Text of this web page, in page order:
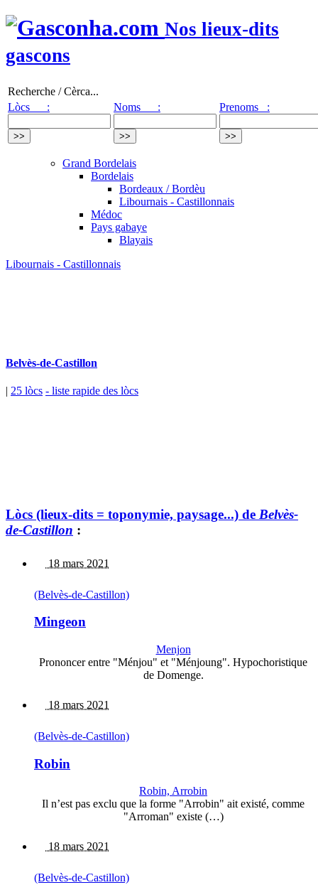
Nos lieux-dits
gascons
Recherche / Cèrca...
Lòcs :
Noms : Prenoms :
Grand Bordelais
Bordelais
Bordeaux / Bordèu
Libournais - Castillonnais
Médoc
Pays gabaye
Blayais
Libournais - Castillonnais
Belvès-de-Castillon
| 25 lòcs - liste rapide des lòcs
Lòcs (lieux-dits = toponymie, paysage...) de Belvès-
de-Castillon :
18 mars 2021
(Belvès-de-Castillon)
Mingeon
Menjon
Prononcer entre "Ménjou" et "Ménjoung". Hypochoristique
de Domenge.
18 mars 2021
(Belvès-de-Castillon)
Robin
Robin, Arrobin
Il n’est pas exclu que la forme "Arrobin" ait existé, comme
"Arroman" existe (…)
18 mars 2021
(Belvès-de-Castillon)